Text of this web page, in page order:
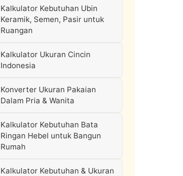
Kalkulator Kebutuhan Ubin
Keramik, Semen, Pasir untuk
Ruangan
Kalkulator Ukuran Cincin
Indonesia
Konverter Ukuran Pakaian
Dalam Pria & Wanita
Kalkulator Kebutuhan Bata
Ringan Hebel untuk Bangun
Rumah
Kalkulator Kebutuhan & Ukuran